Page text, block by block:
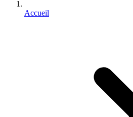
Accueil